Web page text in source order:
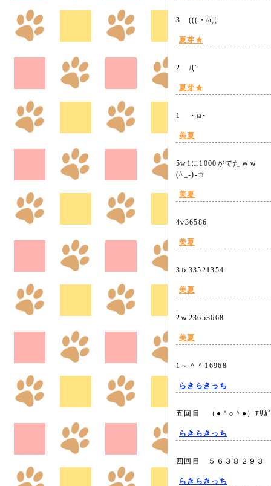
3 (((・ω;;
夏芽★
2 Д`
夏芽★
1 ・ω･
美夏
5w1に1000がでたｗｗ
(^_-)-☆
美夏
4v36586
美夏
3ｂ33521354
美夏
2ｗ23653668
美夏
1～＾＾16968
らきらきっち
五回目 （●＾o＾●）ｱﾘ
らきらきっち
四回目 ５６３８２９
らきらきっち